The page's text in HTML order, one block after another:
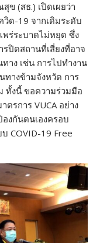
ข (สธ.) เปิดเผยว่า
วิด-19 จากเดิมระดับ
พร่ระบาดไม่หยุด ซึ่ง
ปิดสถานที่เสี่ยงที่อาจ
าง เช่น การไปทำงาน
ทางข้ามจังหวัด การ
ทั้งนี้ ขอความร่วมมือ
รการ VUCA อย่าง
งกันตนเองครอบ
COVID-19 Free